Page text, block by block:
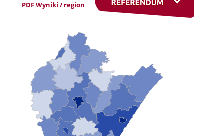
PDF Wyniki / region